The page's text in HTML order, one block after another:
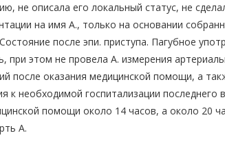
не описала его локальный статус, не
на имя А., только на основании
после эпи. приступа. Пагубное
этом не провела А. измерения
после оказания медицинской помощи, а
к необходимой госпитализации
помощи около 14 часов, а около 20
А.